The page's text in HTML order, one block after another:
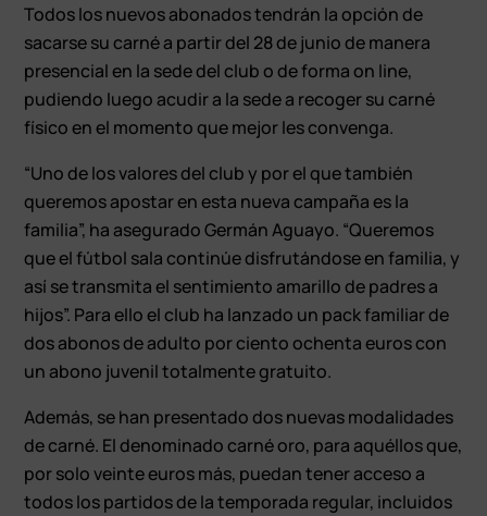
Todos los nuevos abonados tendrán la opción de
sacarse su carné a partir del 28 de junio de manera
presencial en la sede del club o de forma on line,
pudiendo luego acudir a la sede a recoger su carné
físico en el momento que mejor les convenga.
“Uno de los valores del club y por el que también
queremos apostar en esta nueva campaña es la
familia”, ha asegurado Germán Aguayo. “Queremos
que el fútbol sala continúe disfrutándose en familia, y
así se transmita el sentimiento amarillo de padres a
hijos”. Para ello el club ha lanzado un pack familiar de
dos abonos de adulto por ciento ochenta euros con
un abono juvenil totalmente gratuito.
Además, se han presentado dos nuevas modalidades
de carné. El denominado carné oro, para aquéllos que,
por solo veinte euros más, puedan tener acceso a
todos los partidos de la temporada regular, incluidos